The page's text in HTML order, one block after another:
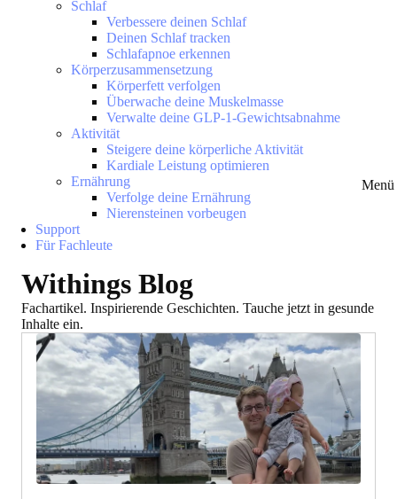
Menü
Schlaf
Verbessere deinen Schlaf
Deinen Schlaf tracken
Schlafapnoe erkennen
Körperzusammensetzung
Körperfett verfolgen
Überwache deine Muskelmasse
Verwalte deine GLP-1-Gewichtsabnahme
Aktivität
Steigere deine körperliche Aktivität
Kardiale Leistung optimieren
Ernährung
Verfolge deine Ernährung
Nierensteinen vorbeugen
Support
Für Fachleute
Withings Blog
Fachartikel. Inspirierende Geschichten. Tauche jetzt in gesunde
Inhalte ein.